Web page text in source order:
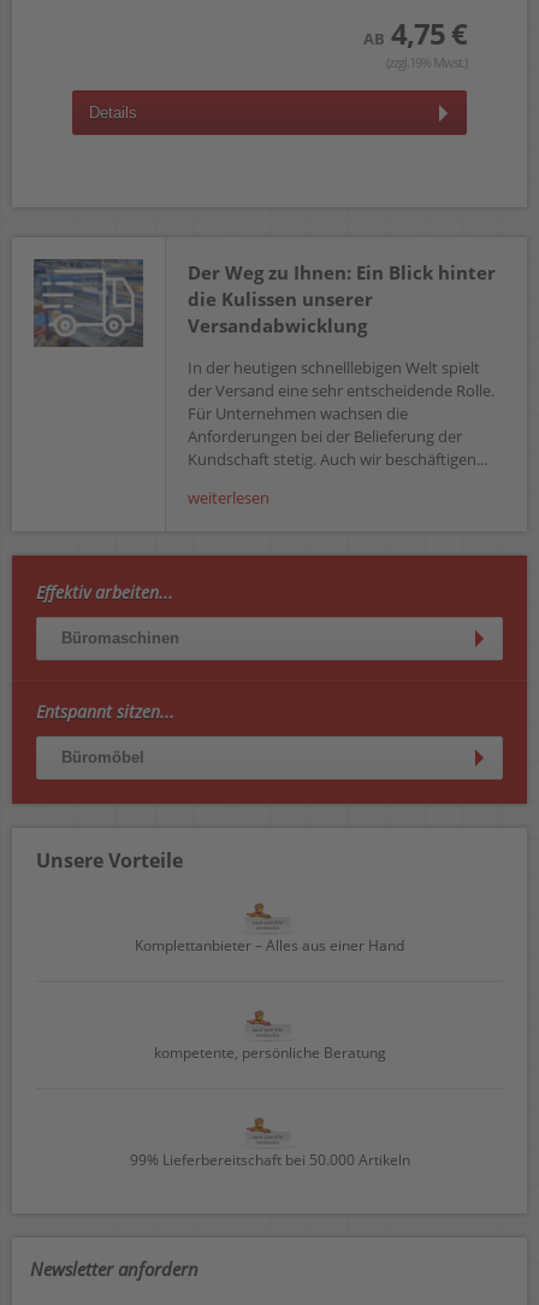
AB 4,75 €
(zzgl.19% Mwst.)
Details
Der Weg zu Ihnen: Ein Blick hinter
die Kulissen unserer
Versandabwicklung
In der heutigen schnelllebigen Welt spielt
der Versand eine sehr entscheidende Rolle.
Für Unternehmen wachsen die
Anforderungen bei der Belieferung der
Kundschaft stetig. Auch wir beschäftigen...
weiterlesen
Effektiv arbeiten...
Büromaschinen
Entspannt sitzen...
Büromöbel
Unsere Vorteile
Komplettanbieter – Alles aus einer Hand
kompetente, persönliche Beratung
99% Lieferbereitschaft bei 50.000 Artikeln
Newsletter anfordern